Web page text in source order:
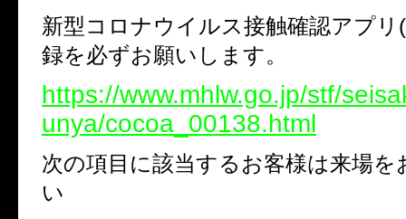
新型コロナウイルス接触確認アプリ
録を必ずお願いします。
https://www.mhlw.go.jp/stf/
unya/cocoa_00138.html
次の項目に該当するお客様は来場を
い